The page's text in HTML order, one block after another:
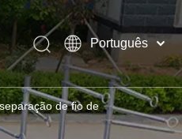
Português
Pусский
English
de fio de